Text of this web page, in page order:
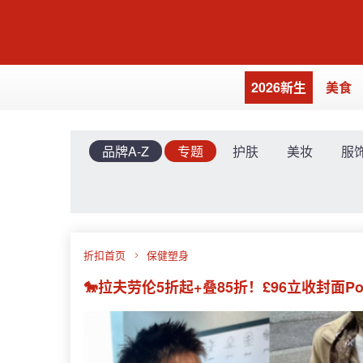
2026新生 美食
品牌A-Z 专题 护肤 美妆 服
折扣首页 保健塑身
🐎拉夫劳伦5折起+叠85折！£96立收封面